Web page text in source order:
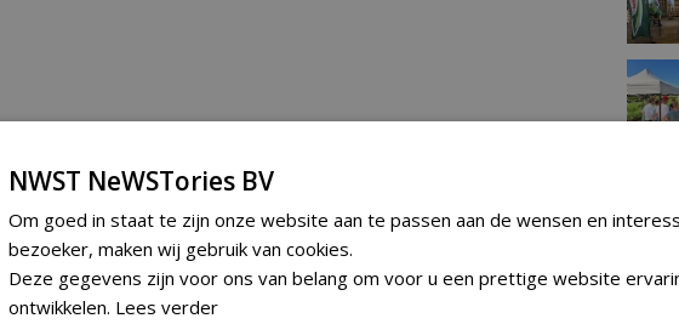
NWST NeWSTories BV
Om goed in staat te zijn onze website aan te passen aan de wensen en
bezoeker, maken wij gebruik van cookies.
Deze gegevens zijn voor ons van belang om voor u een prettige website
ontwikkelen. Lees verder